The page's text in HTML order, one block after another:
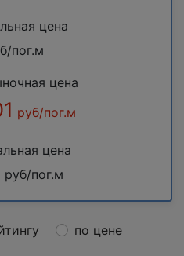
цена
пог.м
цена
руб/пог.м
цена
руб/пог.м
по цене